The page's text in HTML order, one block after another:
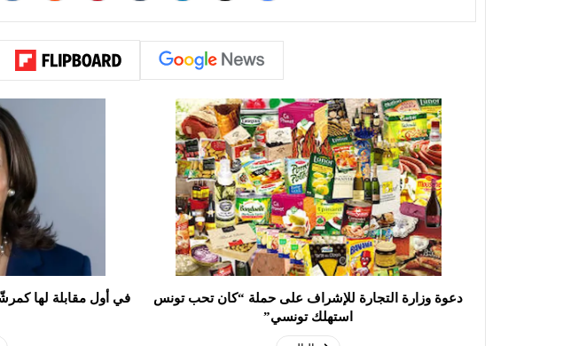
دعوة وزارة التجارة للإشراف على حملة “كان تحب تونس
استهلك تونسي”
في أول مقابلة لها